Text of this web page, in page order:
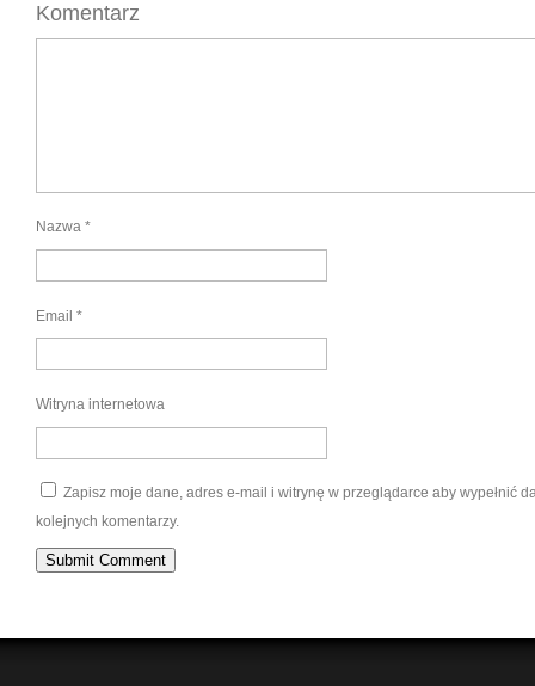
Komentarz
Nazwa *
Email *
Witryna internetowa
Zapisz moje dane, adres e-mail i witrynę w przeglądarce aby wypełnić
kolejnych komentarzy.